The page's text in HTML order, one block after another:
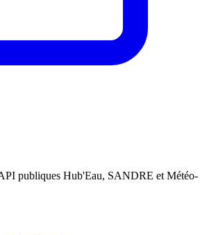
publiques Hub'Eau, SANDRE et Météo-